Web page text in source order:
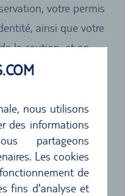
nous utilisons
des informations
partageons
Les cookies
de
fins d'analyse et
votre permis
ainsi que votre
la caution, et on
différentes de
être affichées.
affichées sur le
pour vous.